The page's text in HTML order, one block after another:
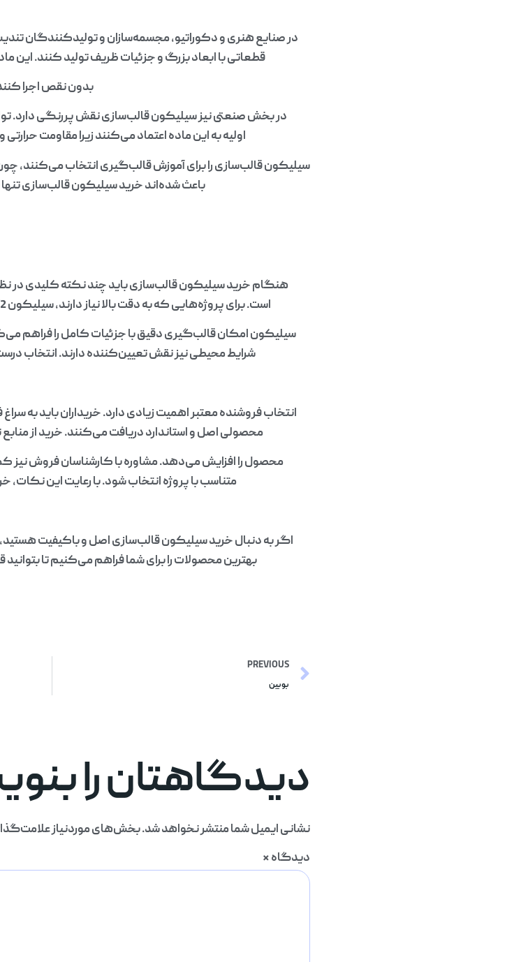
در صنایع هنری و دکوراتیو، مجسمه‌سازان و تولیدکنندگان
قطعاتی با ابعاد بزرگ و جزئیات ظریف تولید کنند. این
بدون نقص اجرا
در بخش صنعتی نیز سیلیکون قالب‌سازی نقش پررنگی دارد.
اولیه به این ماده اعتماد می‌کنند زیرا مقاومت
سیلیکون قالب‌سازی را برای آموزش قالب‌گیری انتخاب می‌کنند،
باعث شده‌اند خرید سیلیکون قالب‌سازی
هنگام خرید سیلیکون قالب‌سازی باید چند نکته کلیدی در
است. برای پروژه‌هایی که به دقت بالا نیاز دارند، سیلیکون RTV2 گزینه‌ای عالی محسوب می‌شود. این نوع
سیلیکون امکان قالب‌گیری دقیق با جزئیات کامل را فراهم
شرایط محیطی نیز نقش تعیین‌کننده دارند. انتخاب
انتخاب فروشنده معتبر اهمیت زیادی دارد. خریداران باید به
محصولی اصل و استاندارد دریافت می‌کنند. خرید از
محصول را افزایش می‌دهد. مشاوره با کارشناسان فروش
متناسب با پروژه انتخاب شود. با رعایت این
اگر به دنبال خرید سیلیکون قالب‌سازی اصل و باکیفیت هستید،
بهترین محصولات را برای شما فراهم می‌کنیم تا
PREVIOUS
بوبین
دیدگاهتان را
نشانی ایمیل شما منتشر نخواهد شد.بخش‌های موردنیاز
دیدگاه*